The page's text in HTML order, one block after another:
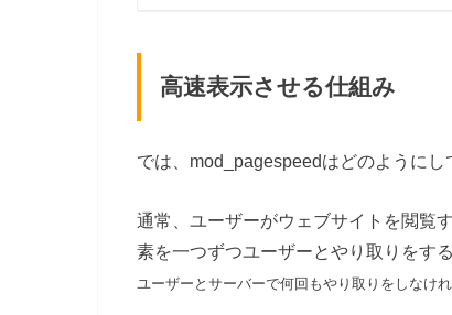
高速表示させる仕組み
では、mod_pagespeedはどのように
通常、ユーザーがウェブサイトを閲覧
素を一つずつユーザーとやり取りをす
ユーザーとサーバーで何回もやり取りをしなけれ